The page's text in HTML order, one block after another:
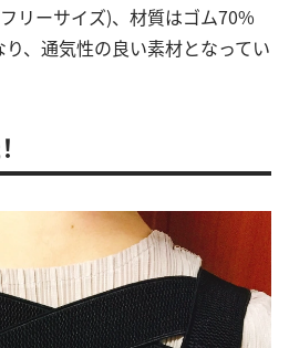
リーサイズ)、材質はゴム70%
、通気性の良い素材となってい